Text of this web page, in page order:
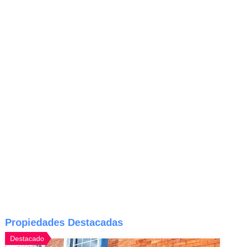
Propiedades Destacadas
Destacado